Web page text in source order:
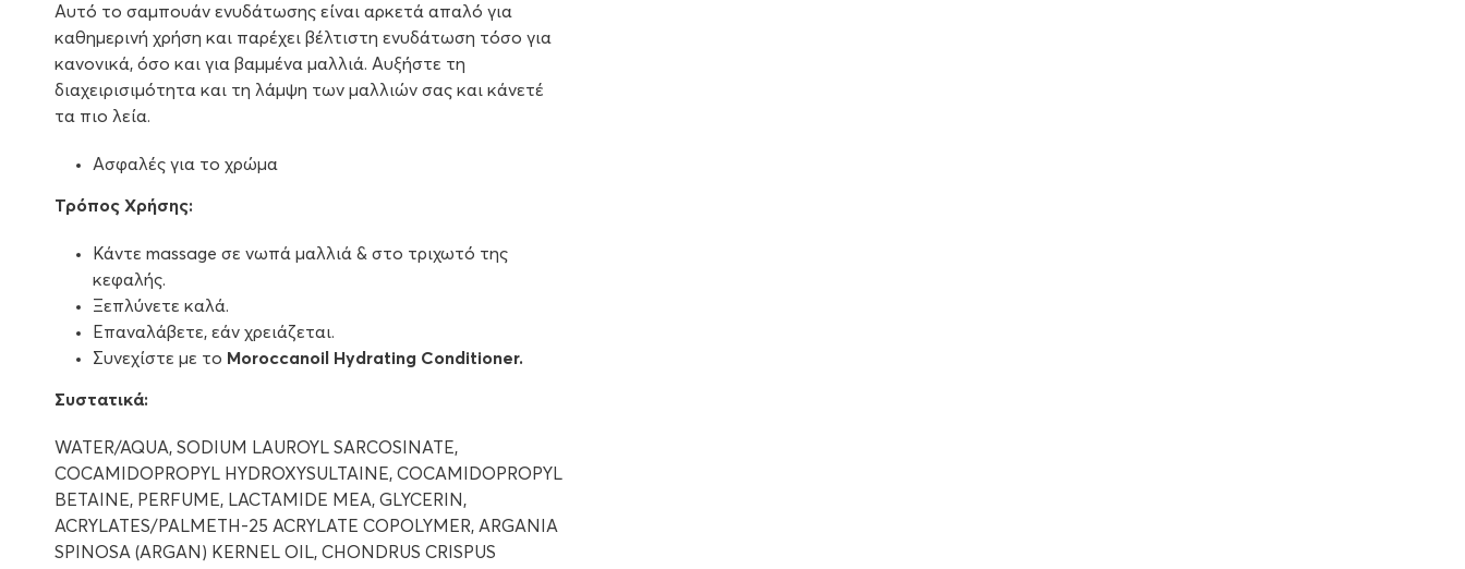
Αυτό το σαμπουάν ενυδάτωσης είναι αρκετά απαλό για
καθημερινή χρήση και παρέχει βέλτιστη ενυδάτωση τόσο για
κανονικά, όσο και για βαμμένα μαλλιά. Αυξήστε τη
διαχειρισιμότητα και τη λάμψη των μαλλιών σας και κάνετέ
τα πιο λεία.
Ασφαλές για το χρώμα
Τρόπος Χρήσης:
Κάντε massage σε νωπά μαλλιά & στο τριχωτό της
κεφαλής.
Ξεπλύνετε καλά.
Επαναλάβετε, εάν χρειάζεται.
Συνεχίστε με το Moroccanoil Hydrating Conditioner.
Συστατικά:
WATER/AQUA, SODIUM LAUROYL SARCOSINATE,
COCAMIDOPROPYL HYDROXYSULTAINE, COCAMIDOPROPYL
BETAINE, PERFUME, LACTAMIDE MEA, GLYCERIN,
ACRYLATES/PALMETH-25 ACRYLATE COPOLYMER, ARGANIA
SPINOSA (ARGAN) KERNEL OIL, CHONDRUS CRISPUS